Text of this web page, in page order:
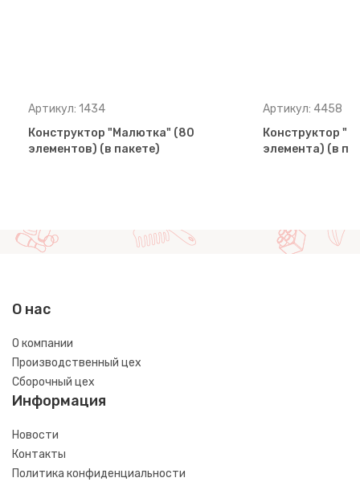
Артикул: 1434
Конструктор "Малютка" (80
элементов) (в пакете)
Артикул: 4458
Конструктор
элемента) (в
О нас
О компании
Производственный цех
Сборочный цех
Информация
Новости
Контакты
Политика конфиденциальности